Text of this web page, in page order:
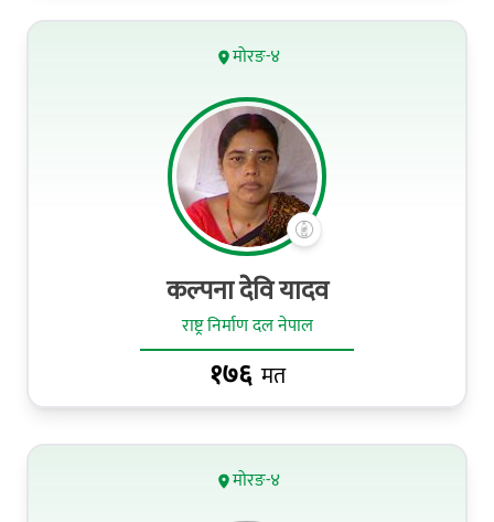
मोरङ-४
कल्पना देेवि यादव
राष्ट्र निर्माण दल नेपाल
१७६ मत
मोरङ-४